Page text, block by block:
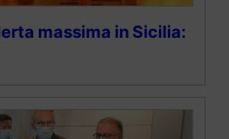
massima in Sicilia: